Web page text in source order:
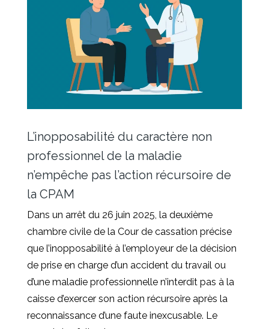
L’inopposabilité du caractère non
professionnel de la maladie
n’empêche pas l’action récursoire de
la CPAM
Dans un arrêt du 26 juin 2025, la deuxième
chambre civile de la Cour de cassation précise
que l’inopposabilité à l’employeur de la décision
de prise en charge d’un accident du travail ou
d’une maladie professionnelle n’interdit pas à la
caisse d’exercer son action récursoire après la
reconnaissance d’une faute inexcusable. Le